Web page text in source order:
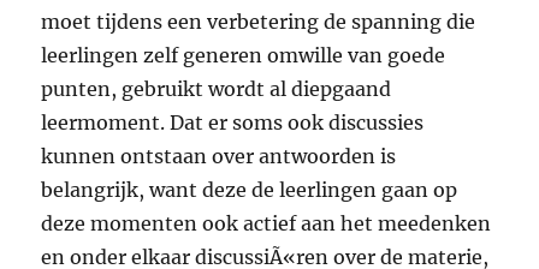
moet tijdens een verbetering de spanning die
leerlingen zelf generen omwille van goede
punten, gebruikt wordt al diepgaand
leermoment. Dat er soms ook discussies
kunnen ontstaan over antwoorden is
belangrijk, want deze de leerlingen gaan op
deze momenten ook actief aan het meedenken
en onder elkaar discussiÃ«ren over de materie,